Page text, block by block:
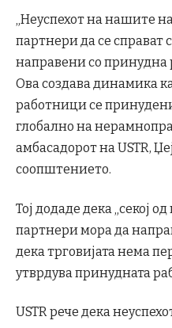
„Неуспехот на нашите
партнери да се справат
направени со принудна
Ова создава динамика
работници се
глобално на
амбасадорот на USTR,
соопштението.
Тој додаде дека „секој
партнери мора да
дека трговијата нема
утврдува принудната
USTR рече дека